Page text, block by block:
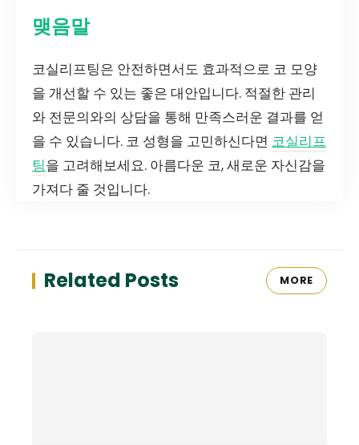
맺음말
코실리프팅은 안전하면서도 효과적으로 코 모양
을 개선할 수 있는 좋은 대안입니다. 적절한 관리
와 전문의와의 상담을 통해 만족스러운 결과를 얻
을 수 있습니다. 코 성형을 고민하신다면 코실리프
팅을 고려해보세요. 아름다운 코, 새로운 자신감을
가져다 줄 것입니다.
Related Posts MORE